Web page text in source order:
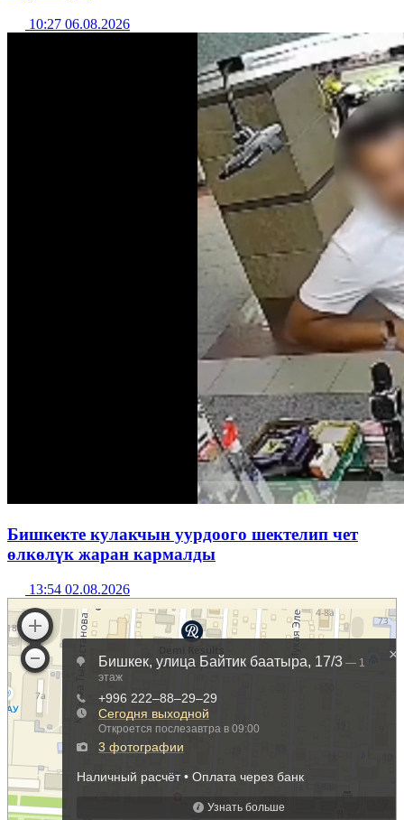
10:27 06.08.2026
Бишкекте кулакчын уурдоого шектелип чет
өлкөлүк жаран кармалды
13:54 02.08.2026